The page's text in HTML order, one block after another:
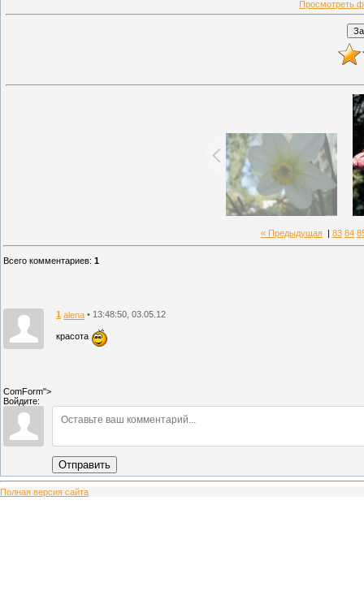
Просмотреть
« Предыдущая 83 84
Всего комментариев: 1
1 alena • 13:48:50, 03.05.12
красота
ComForm">
Войдите:
Отправить
Полная версия сайта